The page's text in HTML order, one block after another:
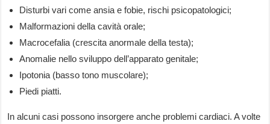
Disturbi vari come ansia e fobie, rischi psicopatologici;
Malformazioni della cavità orale;
Macrocefalia (crescita anormale della testa);
Anomalie nello sviluppo dell’apparato genitale;
Ipotonia (basso tono muscolare);
Piedi piatti.
In alcuni casi possono insorgere anche problemi cardiaci. A volte